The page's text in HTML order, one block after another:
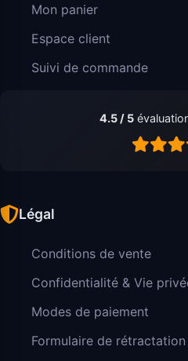
Mon panier
Espace client
Suivi de commande
4.5 / 5
Légal
Conditions de vente
Confidentialité & Vie
Modes de paiement
Formulaire de rétractation